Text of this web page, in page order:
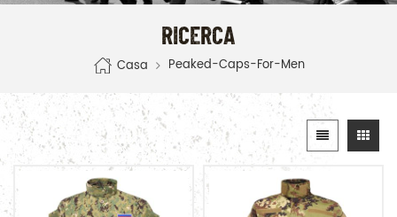
RICERCA
Casa Peaked-Caps-For-Men